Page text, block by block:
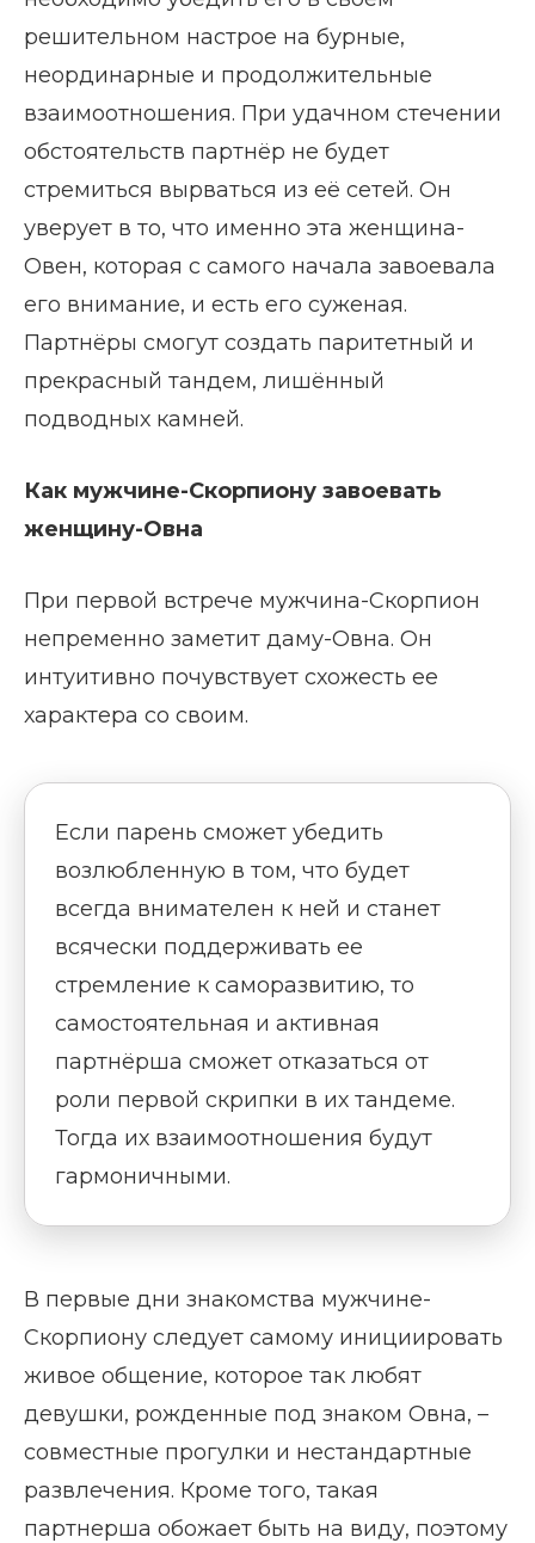
решительном настрое на бурные,
неординарные и продолжительные
взаимоотношения. При удачном стечении
обстоятельств партнёр не будет
стремиться вырваться из её сетей. Он
уверует в то, что именно эта женщина-
Овен, которая с самого начала завоевала
его внимание, и есть его суженая.
Партнёры смогут создать паритетный и
прекрасный тандем, лишённый
подводных камней.
Как мужчине-Скорпиону завоевать
женщину-Овна
При первой встрече мужчина-Скорпион
непременно заметит даму-Овна. Он
интуитивно почувствует схожесть ее
характера со своим.
Если парень сможет убедить
возлюбленную в том, что будет
всегда внимателен к ней и станет
всячески поддерживать ее
стремление к саморазвитию, то
самостоятельная и активная
партнёрша сможет отказаться от
роли первой скрипки в их тандеме.
Тогда их взаимоотношения будут
гармоничными.
В первые дни знакомства мужчине-
Скорпиону следует самому инициировать
живое общение, которое так любят
девушки, рожденные под знаком Овна, –
совместные прогулки и нестандартные
развлечения. Кроме того, такая
партнерша обожает быть на виду, поэтому